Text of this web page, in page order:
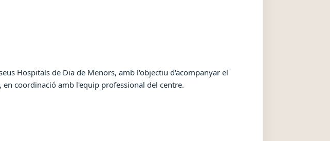
Hospitals de Dia de Menors, amb l'objectiu d'acompanyar el
coordinació amb l'equip professional del centre.